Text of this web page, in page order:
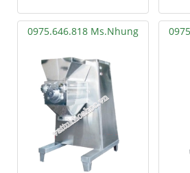
0975.646.818 Ms.Nhung